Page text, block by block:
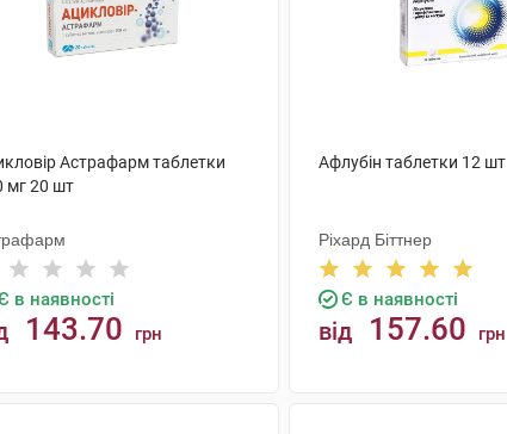
Астрафарм таблетки
мг 20 шт
в наявності
143.70 грн
Афлубін таблетки 12 шт
Ріхард Біттнер
Є в наявності
від 157.60 грн